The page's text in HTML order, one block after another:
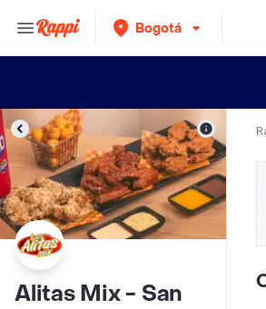
Bogotá
Alitas Mix - San